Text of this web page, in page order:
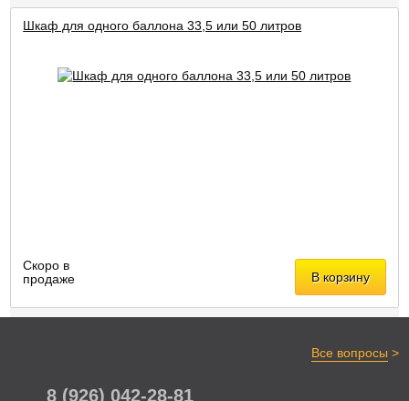
Шкаф для одного баллона 33,5 или 50 литров
В корзину
Скоро в
продаже
Все вопросы >
8 (926) 042-28-81